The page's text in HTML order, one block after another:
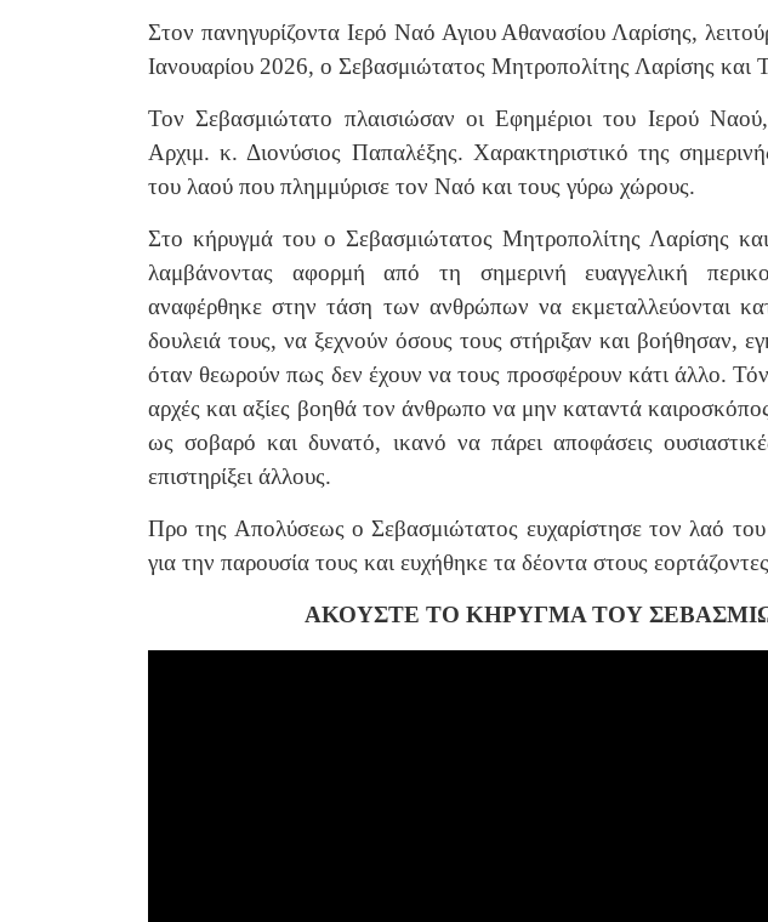
Στον πανηγυρίζοντα Ιερό Ναό Αγιου Αθανασίου Λαρίσης,
Ιανουαρίου 2026, ο Σεβασμιώτατος Μητροπολίτης Λαρίσης και
Τον Σεβασμιώτατο πλαισιώσαν οι Εφημέριοι του Ιερού
Αρχιμ. κ. Διονύσιος Παπαλέξης. Χαρακτηριστικό της
του λαού που πλημμύρισε τον Ναό και τους γύρω χώρους.
Στο κήρυγμά του ο Σεβασμιώτατος Μητροπολίτης Λαρίσης
λαμβάνοντας αφορμή από τη σημερινή ευαγγελική
αναφέρθηκε στην τάση των ανθρώπων να εκμεταλλεύονται
δουλειά τους, να ξεχνούν όσους τους στήριξαν και βοήθησαν,
όταν θεωρούν πως δεν έχουν να τους προσφέρουν κάτι άλλο.
αρχές και αξίες βοηθά τον άνθρωπο να μην καταντά
ως σοβαρό και δυνατό, ικανό να πάρει αποφάσεις
επιστηρίξει άλλους.
Προ της Απολύσεως ο Σεβασμιώτατος ευχαρίστησε τον λαό
για την παρουσία τους και ευχήθηκε τα δέοντα στους
ΑΚΟΥΣΤΕ ΤΟ ΚΗΡΥΓΜΑ ΤΟΥ